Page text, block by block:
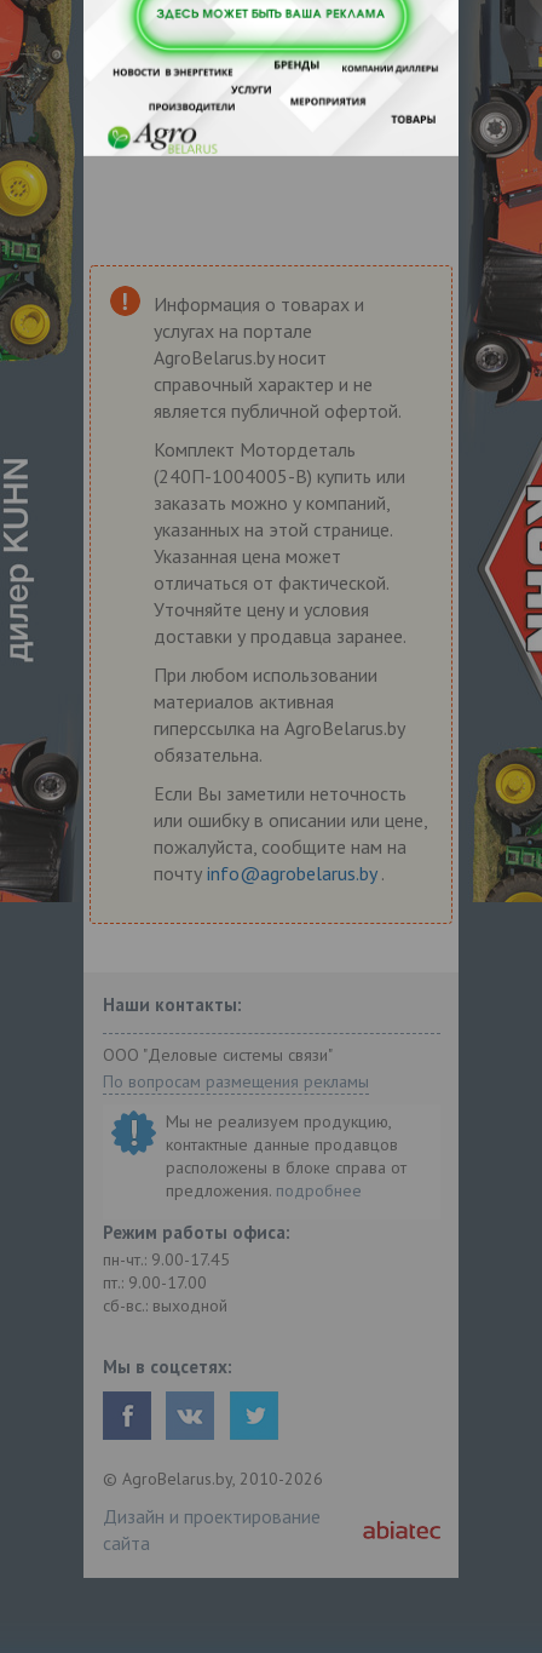
Информация о товарах и
услугах на портале
AgroBelarus.by носит
справочный характер и не
является публичной офертой.
Комплект Мотордеталь
(240П-1004005-В) купить или
заказать можно у компаний,
указанных на этой странице.
Указанная цена может
отличаться от фактической.
Уточняйте цену и условия
доставки у продавца заранее.
При любом использовании
материалов активная
гиперссылка на AgroBelarus.by
обязательна.
Если Вы заметили неточность
или ошибку в описании или цене,
пожалуйста, сообщите нам на
почту info@agrobelarus.by .
Наши контакты:
ООО "Деловые системы связи"
По вопросам размещения рекламы
Мы не реализуем продукцию,
контактные данные продавцов
расположены в блоке справа от
предложения. подробнее
Режим работы офиса:
пн-чт.: 9.00-17.45
пт.: 9.00-17.00
сб-вс.: выходной
Мы в соцсетях:
© AgroBelarus.by, 2010-2026
Дизайн и проектирование
сайта